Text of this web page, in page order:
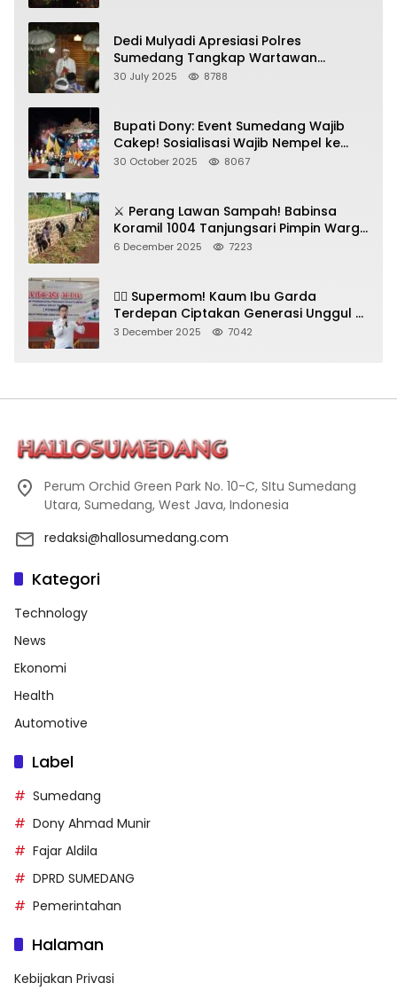
Dedi Mulyadi Apresiasi Polres
Sumedang Tangkap Wartawan
Gadungan Pemeras Kades
30 July 2025 8788
Bupati Dony: Event Sumedang Wajib
Cakep! Sosialisasi Wajib Nempel ke
Seni Budaya!
30 October 2025 8067
⚔️ Perang Lawan Sampah! Babinsa
Koramil 1004 Tanjungsari Pimpin Warga
Bersihkan Gorong-Gorong & Plastik
6 December 2025 7223
🦸‍♀️ Supermom! Kaum Ibu Garda
Terdepan Ciptakan Generasi Unggul di
Sumedang
3 December 2025 7042
Perum Orchid Green Park No. 10-C, SItu Sumedang
Utara, Sumedang, West Java, Indonesia
redaksi@hallosumedang.com
Kategori
Technology
News
Ekonomi
Health
Automotive
Label
Sumedang
Dony Ahmad Munir
Fajar Aldila
DPRD SUMEDANG
Pemerintahan
Halaman
Kebijakan Privasi